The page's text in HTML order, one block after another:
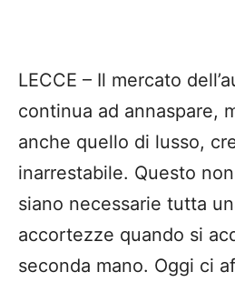
LECCE – Il mercato
continua ad annaspare,
anche quello di lusso,
inarrestabile. Questo
siano necessarie tutta
accortezze quando si
seconda mano. Oggi ci